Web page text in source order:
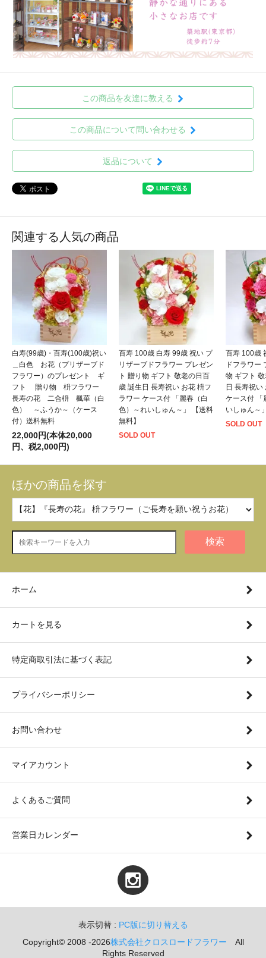
この商品を友達に教える
この商品について問い合わせる
返品について
関連する人気の商品
白寿(99歳)・百寿(100歳)祝い
＿白色 お花（プリザーブド
フラワー）のプレゼント ギ
フト 贈り物 枡フラワー
長寿の花 二合枡 楓華（白
色） ～ふうか～（ケース
付）送料無料
22,000円(本体20,000
円、税2,000円)
百寿 100歳 白寿 99歳 祝い プ
リザーブドフラワー プレゼン
ト 贈り物 ギフト 敬老の日百
歳 誕生日 長寿祝い お花 枡フ
ラワー ケース付 「麗春（白
色）～れいしゅん～」 【送料
無料】
SOLD OUT
百寿 100歳
ドフラワー
物 ギフト
日 長寿祝い
ケース付 「
いしゅん～
SOLD OUT
ほかの商品を探す
検索
ホーム
カートを見る
特定商取引法に基づく表記
プライバシーポリシー
お問い合わせ
マイアカウント
よくあるご質問
営業日カレンダー
表示切替 : PC版に切り替える
Copyright© 2008 -2026株式会社クロスロードフラワー All
Rights Reserved